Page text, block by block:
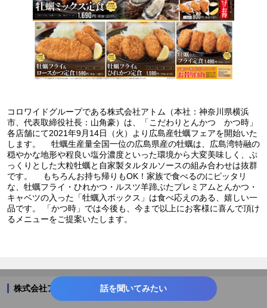
コロワイドグループである株式会社アトム（本社：神奈川県横浜
市、代表取締役社長：山角豪）は、「こだわりとんかつ かつ時」
各店舗にて2021年9月14日（火）より広島産牡蠣フェアを開始いた
します。 牡蠣生産量全国一位の広島県産の牡蠣は、広島湾特融の
穏やかな地形や程良い塩分濃度といった環境から大変美味しく、ぷ
っくりとした大粒牡蠣と自家製タルタルソースの組み合わせは抜群
です。 もちろんお持ち帰りもOK！家族で食べるのにピッタリ
な、牡蠣フライ・ひれかつ・ルスツ羊蹄ぶたプレミアムとんかつ・
キャベツの入った「牡蠣入ボックス」は食べ応えのある、嬉しい一
品です。 「かつ時」では今後も、今まで以上にお客様に喜んで頂け
るメニューをご提案いたします。
株式会社アトムのプレスリリース
話を聞いてみたい